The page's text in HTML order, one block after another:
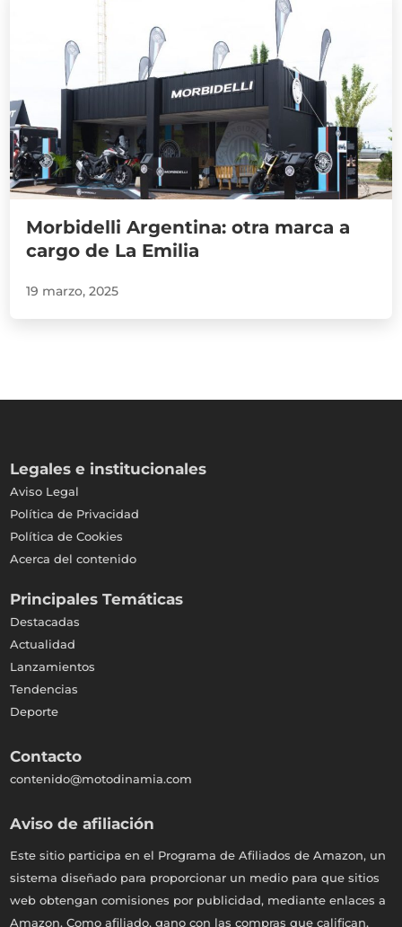
Morbidelli Argentina: otra marca a
cargo de La Emilia
19 marzo, 2025
Legales e institucionales
Aviso Legal
Política de Privacidad
Política de Cookies
Acerca del contenido
Principales Temáticas
Destacadas
Actualidad
Lanzamientos
Tendencias
Deporte
Contacto
contenido@motodinamia.com
Aviso de afiliación
Este sitio participa en el Programa de Afiliados de Amazon, un
sistema diseñado para proporcionar un medio para que sitios
web obtengan comisiones por publicidad, mediante enlaces a
Amazon. Como afiliado, gano con las compras que califican.